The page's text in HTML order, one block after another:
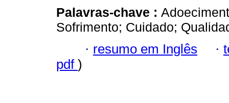
Palavras-chave :
Sofrimento; Cuidado;
· resumo em Inglês ·
pdf )